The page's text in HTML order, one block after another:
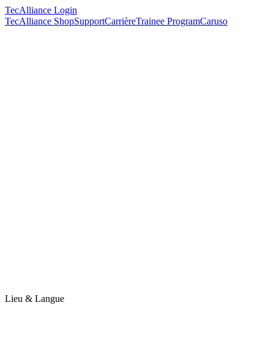
TecAlliance Login
TecAlliance ShopSupportCarrièreTrainee ProgramCaruso
Lieu & Langue